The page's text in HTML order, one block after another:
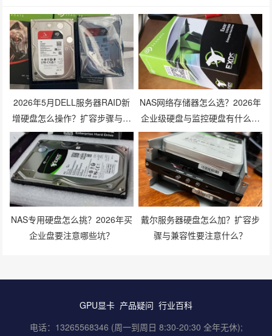
2026年5月DELL服务器RAID新
增硬盘怎么操作？扩容步骤与兼
容性避坑指南
NAS网络存储器怎么选？2026年
企业级硬盘与监控硬盘有什么区
别？
NAS专用硬盘怎么挑？2026年买
企业盘要注意哪些坑？
戴尔服务器硬盘怎么加？扩容步
骤与兼容性要注意什么？
GPU显卡 产品疑问 行业百科
电话：13265568346 (周一到周日 8:30-20:30 全年无休);